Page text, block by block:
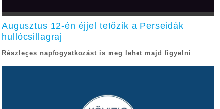
Augusztus 12-én éjjel tetőzik a Perseidák
hullócsillagraj
Részleges napfogyatkozást is meg lehet majd figyelni